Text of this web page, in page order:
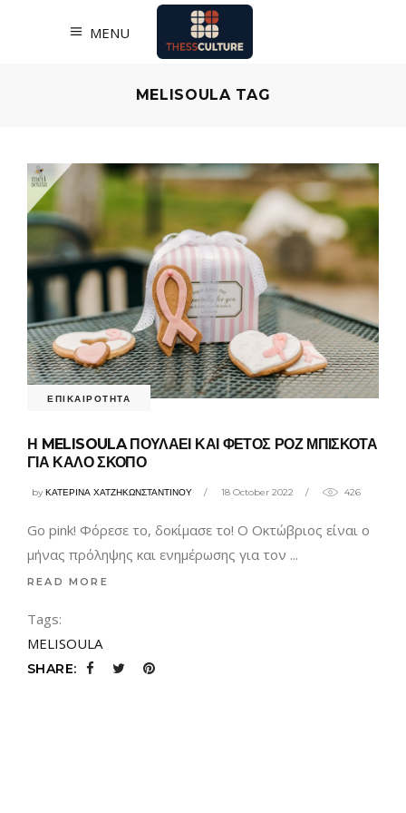
MENU
MELISOULA TAG
ΕΠΙΚΑΙΡΟΤΗΤΑ
Η MELISOULA ΠΟΥΛΑΕΙ ΚΑΙ ΦΕΤΟΣ ΡΟΖ ΜΠΙΣΚΟΤΑ
ΓΙΑ ΚΑΛΟ ΣΚΟΠΟ
byΚΑΤΕΡΙΝΑ ΧΑΤΖΗΚΩΝΣΤΑΝΤΙΝΟΥ 18 October 2022 426
Go pink! Φόρεσε το, δοκίμασε το! Ο Οκτώβριος είναι ο
μήνας πρόληψης και ενημέρωσης για τον
READ MORE
Tags:
MELISOULA
SHARE: